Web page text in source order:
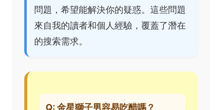
問題，希望能解決你的疑惑。這些問題
來自我的讀者和個人經驗，覆蓋了潛在
的搜索需求。
Q: 金星獅子男容易吃醋嗎？